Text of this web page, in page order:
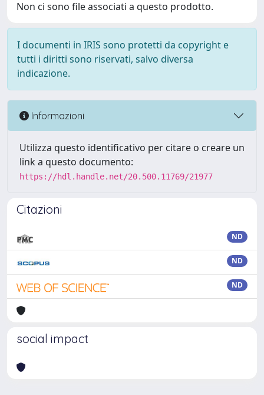
Non ci sono file associati a questo prodotto.
I documenti in IRIS sono protetti da copyright e
tutti i diritti sono riservati, salvo diversa
indicazione.
Informazioni
Utilizza questo identificativo per citare o creare un
link a questo documento:
https://hdl.handle.net/20.500.11769/21977
Citazioni
ND
ND
ND
social impact